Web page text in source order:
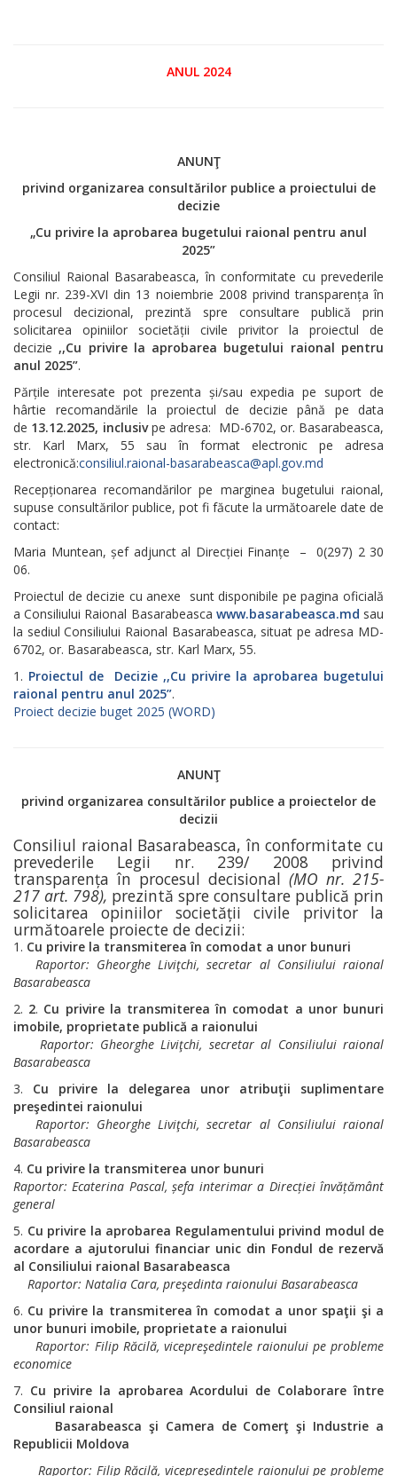
ANUL 2024
ANUNŢ
privind organizarea consultărilor publice a proiectului de
decizie
„Cu privire la aprobarea bugetului raional pentru anul
2025”
Consiliul Raional Basarabeasca, în conformitate cu prevederile
Legii nr. 239-XVI din 13 noiembrie 2008 privind transparența în
procesul decizional, prezintă spre consultare publică prin
solicitarea opiniilor societății civile privitor la proiectul de
decizie ,,Cu privire la aprobarea bugetului raional pentru
anul 2025”.
Părțile interesate pot prezenta și/sau expedia pe suport de
hârtie recomandările la proiectul de decizie până pe data
de 13.12.2025, inclusivpe adresa: MD-6702, or. Basarabeasca,
str. Karl Marx, 55 sau în format electronic pe adresa
electronică:consiliul.raional-basarabeasca@apl.gov.md
Recepționarea recomandărilor pe marginea bugetului raional,
supuse consultărilor publice, pot fi făcute la următoarele date de
contact:
Maria Muntean, șef adjunct al Direcției Finanțe – 0(297) 2 30
06.
Proiectul de decizie cu anexe sunt disponibile pe pagina oficială
a Consiliului Raional Basarabeasca www.basarabeasca.md sau
la sediul Consiliului Raional Basarabeasca, situat pe adresa MD-
6702, or. Basarabeasca, str. Karl Marx, 55.
Proiectul de Decizie ,,Cu privire la aprobarea bugetului
raional pentru anul 2025”.
Proiect decizie buget 2025 (WORD)
ANUNŢ
privind organizarea consultărilor publice a proiectelor de
decizii
Consiliul raional Basarabeasca, în conformitate cu
prevederile Legii nr. 239/ 2008 privind
transparența în procesul decisional (MO nr. 215-
217 art. 798), prezintă spre consultare publică prin
solicitarea opiniilor societății civile privitor la
următoarele proiecte de decizii:
Cu privire la transmiterea în comodat a unor bunuri
Raportor: Gheorghe Liviţchi, secretar al Consiliului raional
Basarabeasca
2. Cu privire la transmiterea în comodat a unor bunuri
imobile, proprietate publică a raionului
Raportor: Gheorghe Liviţchi, secretar al Consiliului raional
Basarabeasca
Cu privire la delegarea unor atribuţii suplimentare
preşedintei raionului
Raportor: Gheorghe Liviţchi, secretar al Consiliului raional
Basarabeasca
Cu privire la transmiterea unor bunuri
Raportor:Ecaterina Pascal, șefa interimar a Direcției învățământ
general
Cu privire la aprobarea Regulamentului privind modul de
acordare a ajutorului financiar unic din Fondul de rezervă
al Consiliului raional Basarabeasca
Raportor: Natalia Cara, preşedinta raionului Basarabeasca
Cu privire la transmiterea în comodat a unor spaţii şi a
unor bunuri imobile, proprietate a raionului
Raportor: Filip Răcilă, vicepreşedintele raionului pe probleme
economice
Cu privire la aprobarea Acordului de Colaborare între
Consiliul raional
Basarabeasca şi Camera de Comerţ şi Industrie a
Republicii Moldova
Raportor: Filip Răcilă, vicepreşedintele raionului pe probleme